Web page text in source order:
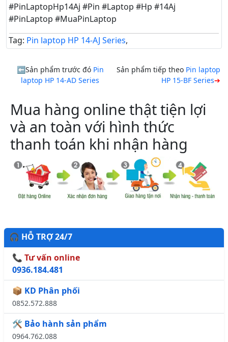
#PinLaptopHp14Aj #Pin #Laptop #Hp #14Aj
#PinLaptop #MuaPinLaptop
Tag: Pin laptop HP 14-AJ Series,
Sản phẩm trước đó Pin
laptop HP 14-AD Series
Sản phẩm tiếp theo Pin laptop
HP 15-BF Series
Mua hàng online thật tiện lợi
và an toàn với hình thức
thanh toán khi nhận hàng
🎧 HỖ TRỢ 24/7
📞 Tư vấn online
0936.184.481
📦 KD Phân phối
0852.572.888
🛠️ Bảo hành sản phẩm
0964.762.088